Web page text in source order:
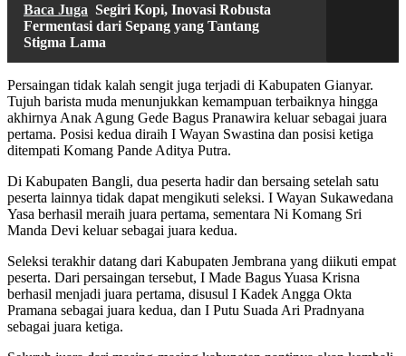
Baca Juga Segiri Kopi, Inovasi Robusta
Fermentasi dari Sepang yang Tantang
Stigma Lama
Persaingan tidak kalah sengit juga terjadi di Kabupaten Gianyar.
Tujuh barista muda menunjukkan kemampuan terbaiknya hingga
akhirnya Anak Agung Gede Bagus Pranawira keluar sebagai juara
pertama. Posisi kedua diraih I Wayan Swastina dan posisi ketiga
ditempati Komang Pande Aditya Putra.
Di Kabupaten Bangli, dua peserta hadir dan bersaing setelah satu
peserta lainnya tidak dapat mengikuti seleksi. I Wayan Sukawedana
Yasa berhasil meraih juara pertama, sementara Ni Komang Sri
Manda Devi keluar sebagai juara kedua.
Seleksi terakhir datang dari Kabupaten Jembrana yang diikuti empat
peserta. Dari persaingan tersebut, I Made Bagus Yuasa Krisna
berhasil menjadi juara pertama, disusul I Kadek Angga Okta
Pramana sebagai juara kedua, dan I Putu Suada Ari Pradnyana
sebagai juara ketiga.